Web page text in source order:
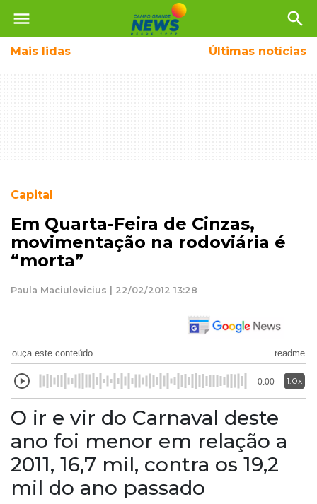
menu search
Mais lidas Últimas notícias
Capital
Em Quarta-Feira de Cinzas,
movimentação na rodoviária é
“morta”
Paula Maciulevicius | 22/02/2012 13:28
ouça este conteúdo readme
0:00 1.0x
O ir e vir do Carnaval deste
ano foi menor em relação a
2011, 16,7 mil, contra os 19,2
mil do ano passado